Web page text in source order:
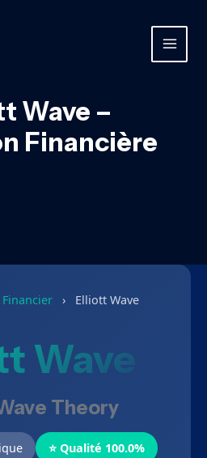
MAIN
Wave –
Financière
› Elliott Wave
Wave
Theory
⭐ Qualité 100.0%